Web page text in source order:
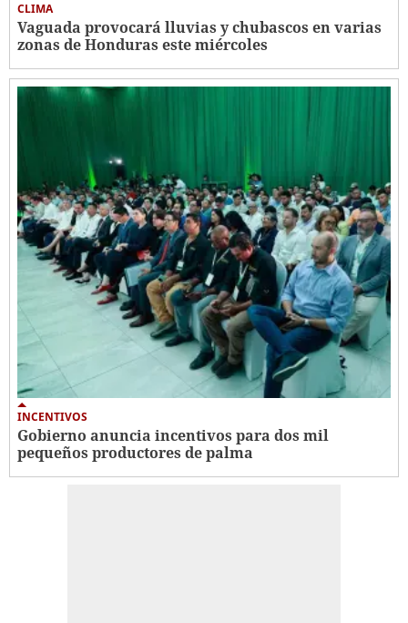
CLIMA
Vaguada provocará lluvias y chubascos en varias
zonas de Honduras este miércoles
INCENTIVOS
Gobierno anuncia incentivos para dos mil
pequeños productores de palma